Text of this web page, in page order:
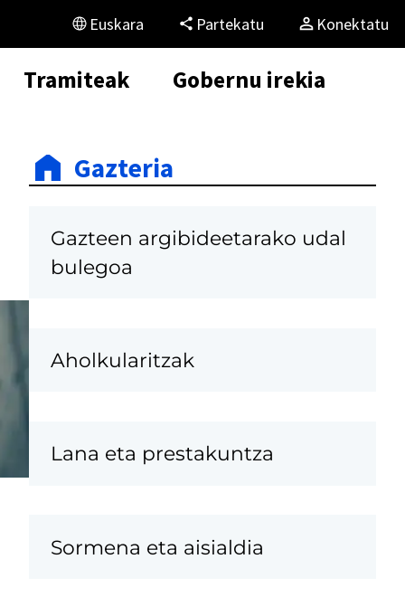
Euskara Partekatu Konektatu
Tramiteak Gobernu irekia
Gazteria
Gazteen argibideetarako udal
bulegoa
Aholkularitzak
Lana eta prestakuntza
Sormena eta aisialdia